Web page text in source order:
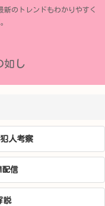
新のトレンドもわかりやすく
如し
人考察
配信
説